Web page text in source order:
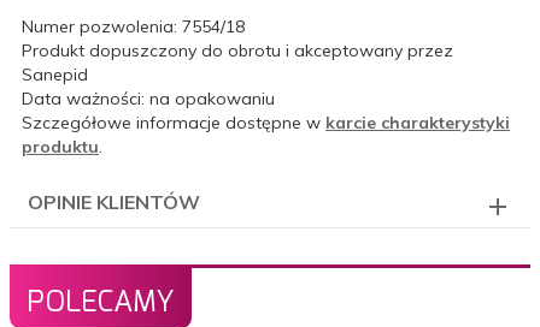
Numer pozwolenia: 7554/18
Produkt dopuszczony do obrotu i akceptowany przez
Sanepid
Data ważności: na opakowaniu
Szczegółowe informacje dostępne w karcie charakterystyki
produktu.
OPINIE KLIENTÓW
POLECAMY